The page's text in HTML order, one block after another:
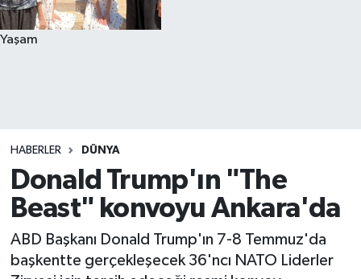
Yaşam
HABERLER DÜNYA
Donald Trump'ın "The
Beast" konvoyu Ankara'da
ABD Başkanı Donald Trump'ın 7-8 Temmuz'da
başkentte gerçekleşecek 36'ncı NATO Liderler